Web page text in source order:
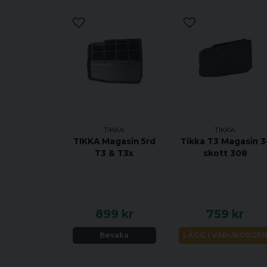
TIKKA
TIKKA Magasin 5rd
T3 & T3x
899 kr
Bevaka
TIKKA
Tikka T3 Magasin
skott 308
759 kr
LÄGG I VARUKORGEN